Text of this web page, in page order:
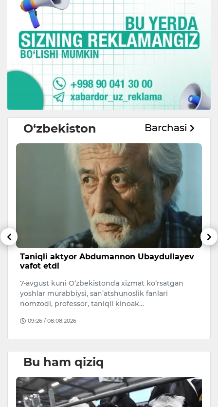
O‘zbekiston Barchasi
Taniqli aktyor Abdumannon Ubaydullayev
vafot etdi
7-avgust kuni O‘zbekistonda xizmat ko‘rsatgan
yoshlar murabbiysi, san’atshunoslik fanlari
nomzodi, professor, taniqli kinoak…
09:26 / 08.08.2026
Bu ham qiziq